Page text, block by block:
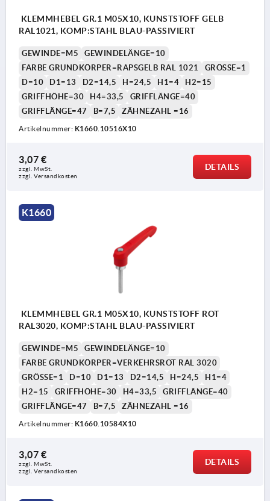
KLEMMHEBEL GR.1 M05X10, KUNSTSTOFF GELB
RAL1021, KOMP:STAHL BLAU-PASSIVIERT
GEWINDE=M5
GEWINDELÄNGE=10
FARBE GRUNDKÖRPER=RAPSGELB RAL 1021
GRÖSSE=1
D=10
D1=13 D2=14,5 H=24,5 H1=4
H2=15
GRIFFHÖHE=30
H4=33,5
GRIFFLÄNGE=40
GRIFFLÄNGE=47
B=7,5 ZÄHNEZAHL =16
Artikelnummer: K1660.10516X10
3,07 €
zzgl. MwSt.
zzgl. Versandkosten
DETAILS
K1660
KLEMMHEBEL GR.1 M05X10, KUNSTSTOFF ROT
RAL3020, KOMP:STAHL BLAU-PASSIVIERT
GEWINDE=M5
GEWINDELÄNGE=10
FARBE GRUNDKÖRPER=VERKEHRSROT RAL 3020
GRÖSSE=1
D=10 D1=13 D2=14,5 H=24,5
H1=4
H2=15
GRIFFHÖHE=30 H4=33,5
GRIFFLÄNGE=40
GRIFFLÄNGE=47
B=7,5 ZÄHNEZAHL =16
Artikelnummer: K1660.10584X10
3,07 €
zzgl. MwSt.
zzgl. Versandkosten
DETAILS